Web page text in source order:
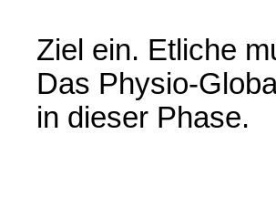
Ziel ein. Etliche
Das Physio-
in dieser Phase.